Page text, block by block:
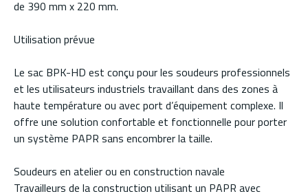
de 390 mm x 220 mm.
Utilisation prévue
Le sac BPK-HD est conçu pour les soudeurs professionnels
et les utilisateurs industriels travaillant dans des zones à
haute température ou avec port d’équipement complexe. Il
offre une solution confortable et fonctionnelle pour porter
un système PAPR sans encombrer la taille.
Soudeurs en atelier ou en construction navale
Travailleurs de la construction utilisant un PAPR avec